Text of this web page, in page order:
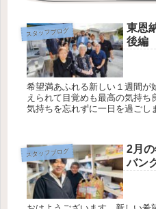
スタッフブログ
東恩
後編
希望満あふれる新しい１週間が
えられて目覚めも最高の気持
気持ちを忘れずに一日を過ごし
スタッフブログ
2月
バン